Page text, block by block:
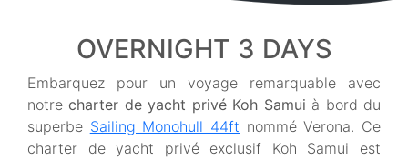
OVERNIGHT 3 DAYS
Embarquez pour un voyage remarquable avec
notrecharter de yacht privé Koh Samui à bord du
superbe Sailing Monohull 44ft nommé Verona. Ce
charter de yacht privé exclusif Koh Samui est